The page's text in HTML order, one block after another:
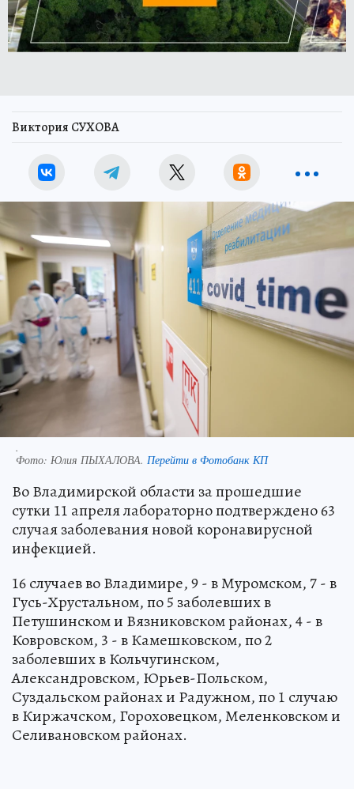
Виктория СУХОВА
.
Фото: Юлия ПЫХАЛОВА. Перейти в Фотобанк КП
Во Владимирской области за прошедшие
сутки 11 апреля лабораторно подтверждено 63
случая заболевания новой коронавирусной
инфекцией.
16 случаев во Владимире, 9 - в Муромском, 7 - в
Гусь-Хрустальном, по 5 заболевших в
Петушинском и Вязниковском районах, 4 - в
Ковровском, 3 - в Камешковском, по 2
заболевших в Кольчугинском,
Александровском, Юрьев-Польском,
Суздальском районах и Радужном, по 1 случаю
в Киржачском, Гороховецком, Меленковском и
Селивановском районах.